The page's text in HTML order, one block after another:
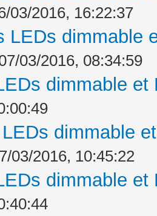
03/2016, 16:22:37
LEDs dimmable
03/2016, 08:34:59
dimmable
dimmable
03/2016, 10:45:22
dimmable